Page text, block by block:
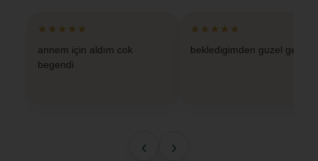
★★★★★
annem için aldım cok
begendi
★★★★★
bekledigimden guzel geldi
‹ ›